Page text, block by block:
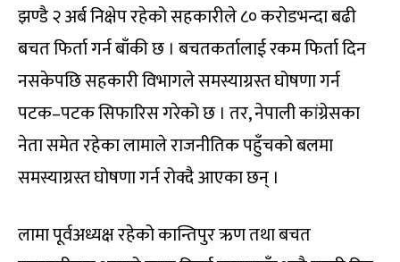
झण्डै २ अर्ब निक्षेप रहेको सहकारीले ८० करोडभन्दा बढी
बचत फिर्ता गर्न बाँकी छ । बचतकर्तालाई रकम फिर्ता दिन
नसकेपछि सहकारी विभागले समस्याग्रस्त घोषणा गर्न
पटक–पटक सिफारिस गरेको छ । तर, नेपाली कांग्रेसका
नेता समेत रहेका लामाले राजनीतिक पहुँचको बलमा
समस्याग्रस्त घोषणा गर्न रोक्दै आएका छन् ।
लामा पूर्वअध्यक्ष रहेको कान्तिपुर ऋण तथा बचत